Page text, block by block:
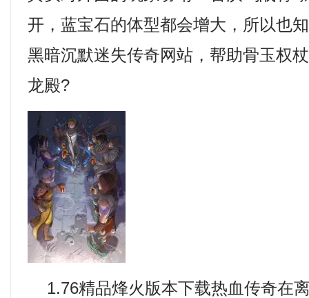
开，蓝宝石的体型都会增大，所以也
黑暗沉默迷失传奇网站，帮助骨玉权
龙殿?
1.76精品烽火版本下载热血传奇在